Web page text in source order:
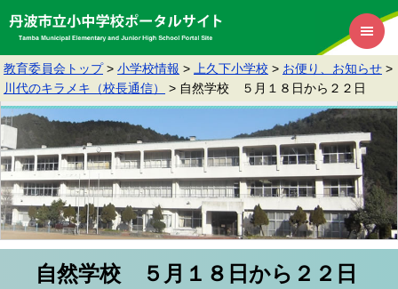
教育委員会トップ > 小学校情報 > 上久下小学校 > お便り、お知らせ >
川代のキラメキ（校長通信）
> 自然学校 ５月１８日から２２日
自然学校 ５月１８日から２２日